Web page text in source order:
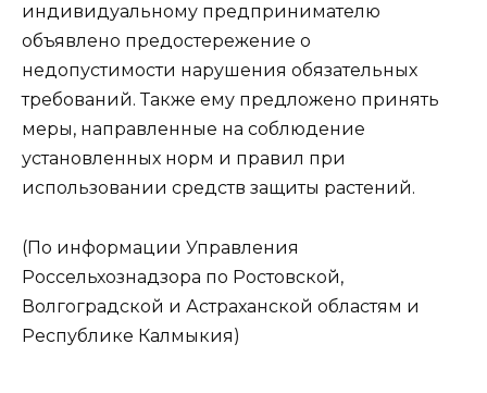
индивидуальному предпринимателю
объявлено предостережение о
недопустимости нарушения обязательных
требований. Также ему предложено принять
меры, направленные на соблюдение
установленных норм и правил при
использовании средств защиты растений.
(По информации Управления
Россельхознадзора по Ростовской,
Волгоградской и Астраханской областям и
Республике Калмыкия)